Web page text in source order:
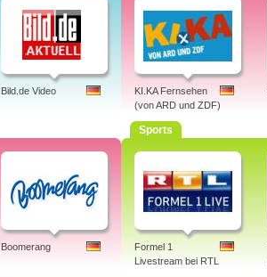
Bild.de Video
KI.KA Fernsehen
(von ARD und ZDF)
Boomerang
Sports
Formel 1
Livestream bei RTL